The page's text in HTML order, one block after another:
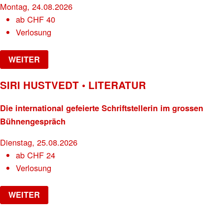
Montag, 24.08.2026
abCHF 40
Verlosung
WEITER
SIRI HUSTVEDT • LITERATUR
Die international gefeierte Schriftstellerin im grossen
Bühnengespräch
Dienstag, 25.08.2026
abCHF 24
Verlosung
WEITER